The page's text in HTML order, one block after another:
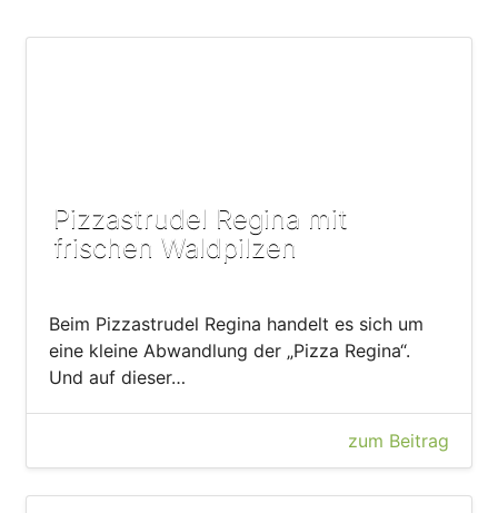
Pizzastrudel Regina mit
frischen Waldpilzen
Beim Pizzastrudel Regina handelt es sich um
eine kleine Abwandlung der „Pizza Regina“.
Und auf dieser…
zum Beitrag